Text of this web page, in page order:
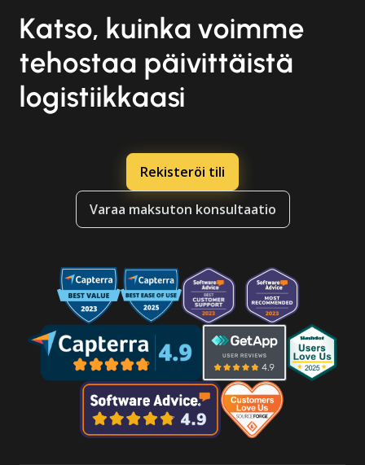
Katso, kuinka voimme
tehostaa päivittäistä
logistiikkaasi
Rekisteröi tili
Varaa maksuton konsultaatio